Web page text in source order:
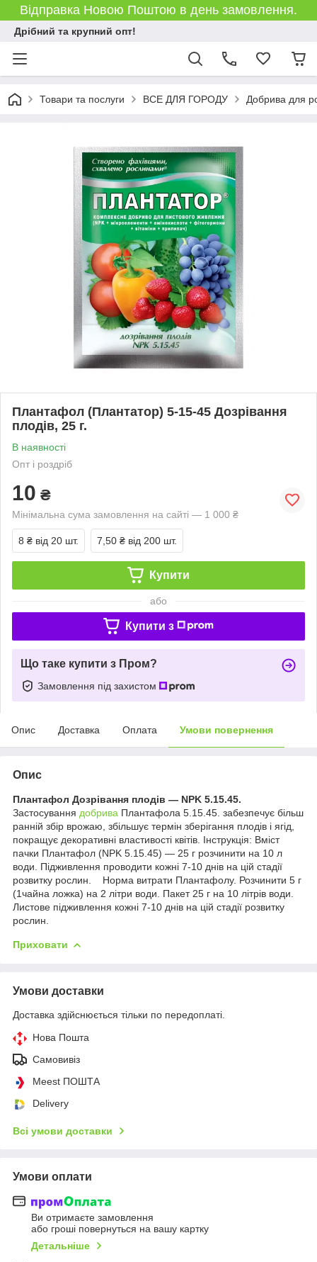
Відправка Новою Поштою в день замовлення.
Дрібний та крупний опт!
Товари та послуги ВСЕ ДЛЯ ГОРОДУ Добрива для
Плантафол (Плантатор) 5-15-45 Дозрівання
плодів, 25 г.
В наявності
Опт і роздріб
10 ₴
Мінімальна сума замовлення на сайті — 1 000 ₴
8 ₴ від 20 шт. 7,50 ₴ від 200 шт.
Купити
або
Купити з
Що таке купити з Пром?
Замовлення під захистом
Опис Доставка Оплата Умови повернення
Опис
Плантафол Дозрівання плодів — NPK 5.15.45.
Застосування добрива Плантафола 5.15.45. забезпечує більш
ранній збір врожаю, збільшує термін зберігання плодів і ягід,
покращує декоративні властивості квітів. Інструкція: Вміст
пачки Плантафол (NPK 5.15.45) — 25 г розчинити на 10 л
води. Підживлення проводити кожні 7-10 днів на цій стадії
розвитку рослин. Норма витрати Плантафолу. Розчинити 5 г
(1чайна ложка) на 2 літри води. Пакет 25 г на 10 літрів води.
Листове підживлення кожні 7-10 днів на цій стадії розвитку
рослин.
Приховати
Умови доставки
Доставка здійснюється тільки по передоплаті.
Нова Пошта
Самовивіз
Meest ПОШТА
Delivery
Всі умови доставки
Умови оплати
Ви отримаєте замовлення
або гроші повернуться на вашу картку
Детальніше